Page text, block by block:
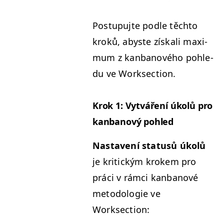
Pos­tupu­jte podle těch­to
kroků, abyste získali max­i­
mum z kan­banového pohle­
du ve Worksection.
Krok 1: Vytváření úkolů pro
kan­banový pohled
Nas­tavení sta­tusů úkolů
je kri­t­ick­ým krokem pro
prá­ci v rám­ci kan­banové
metodolo­gie ve
Worksection: